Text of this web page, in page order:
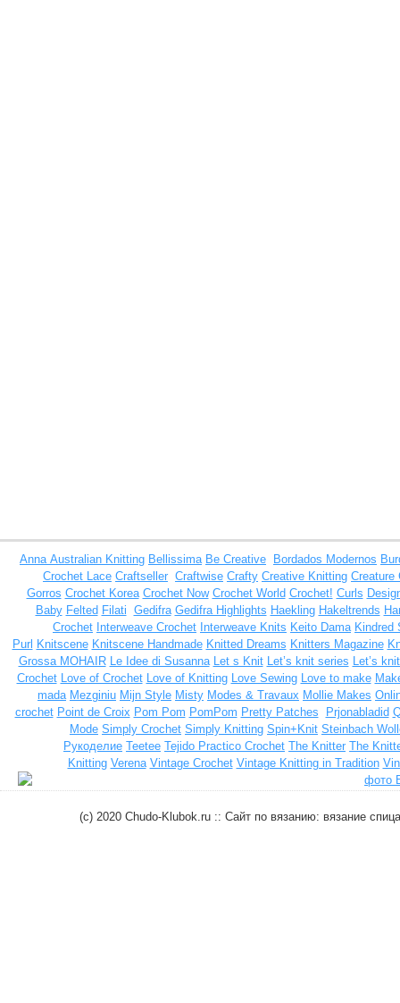
Anna Australian Knitting Bellissima Be Creative Bordados Modernos
Crochet Lace Craftseller Craftwise Crafty Creative Knitting Creature
Gorros Crochet Korea Crochet Now Crochet World Crochet! Curls
Baby Felted Filati Gedifra Gedifra Highlights Haekling Hakeltrends
Crochet Interweave Crochet Interweave Knits Keito Dama Kindred
Purl Knitscene Knitscene Handmade Knitted Dreams Knitters Magazine
Grossa MOHAIR Le Idee di Susanna Let s Knit Let’s knit series Let’s
Crochet Love of Crochet Love of Knitting Love Sewing Love to make
mada Mezginiu Mijn Style Misty Modes & Travaux Mollie Makes
crochet Point de Croix Pom Pom PomPom Pretty Patches Prjonabladid
Mode Simply Crochet Simply Knitting Spin+Knit Steinbach
Рукоделие Teetee Tejido Practico Crochet The Knitter The
Knitting Verena Vintage Crochet Vintage Knitting in Tradition
(c) 2020 Chudo-Klubok.ru :: Сайт по вязанию: вязание